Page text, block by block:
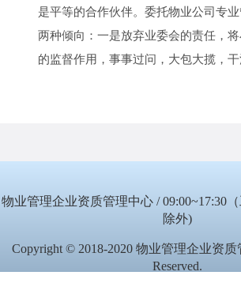
是平等的合作伙伴。委托物业公司专
两种倾向：一是放弃业委会的责任，
的监督作用，事事过问，大包大揽，
物业管理企业资质管理中心 / 09:00~17:30
除外)
Copyright © 2018-2020 物业管理企业资
Reserved.